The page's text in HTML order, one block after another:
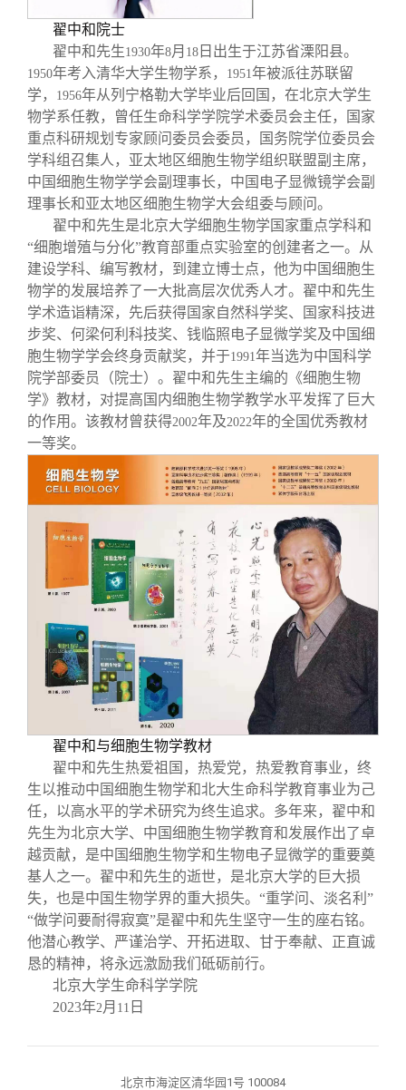
制度法规
联系我们
翟中和院士
翟中和先生1930年8月 18 日出生于江苏省溧阳县。
1950年考入清华大学生物学系， 1951 年被派往苏联留
学，
1956年从列宁格勒大学毕业后回国，在北京大学生
物学系任教，曾任生命科学学院学术委员会主任，国家
重点科研规划专家顾问委员会委员，国务院学位委员会
学科组召集人，亚太地区细胞生物学组织联盟副主席，
中国细胞生物学学会副理事长，中国电子显微镜学会副
理事长和亚太地区细胞生物学大会组委与顾问。
翟中和先生是北京大学细胞生物学国家重点学科和
“细胞增殖与分化”教育部重点实验室的创建者之一。从
建设学科、编写教材，到建立博士点，他为中国细胞生
物学的发展培养了一大批高层次优秀人才。翟中和先生
学术造诣精深，先后获得国家自然科学奖、国家科技进
步奖、何梁何利科技奖、钱临照电子显微学奖及中国细
胞生物学学会终身贡献奖，并于1991 年当选为中国科学
院学部委员（院士）。翟中和先生主编的《细胞生物
学》教材，对提高国内细胞生物学教学水平发挥了巨大
的作用。该教材曾获得2002年及2022年的全国优秀教材
一等奖。
翟中和与细胞生物学教材
翟中和先生热爱祖国，热爱党，热爱教育事业，终
生以推动中国细胞生物学和北大生命科学教育事业为己
任，以高水平的学术研究为终生追求。多年来，翟中和
先生为北京大学、中国细胞生物学教育和发展作出了卓
越贡献，是中国细胞生物学和生物电子显微学的重要奠
基人之一。翟中和先生的逝世，是北京大学的巨大损
失，也是中国生物学界的重大损失。“重学问、淡名利”
“做学问要耐得寂寞”是翟中和先生坚守一生的座右铭。
他潜心教学、严谨治学、开拓进取、甘于奉献、正直诚
恳的精神，将永远激励我们砥砺前行。
北京大学生命科学学院
2023年2 月 11 日
北京市海淀区清华园1号 100084